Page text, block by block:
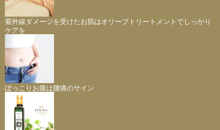
紫外線ダメージを受けたお肌はオリーブトリートメントでしっかり
ケアを
ぽっこりお腹は腰痛のサイン